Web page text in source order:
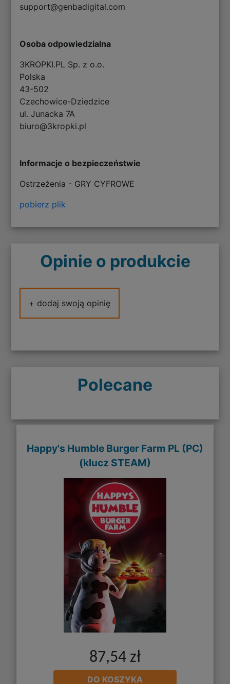
support@genbadigital.com
Osoba odpowiedzialna
3KROPKI.PL Sp. z o.o.
Polska
43-502
Czechowice-Dziedzice
ul. Junacka 7A
biuro@3kropki.pl
Informacje o bezpieczeństwie
Ostrzeżenia - GRY CYFROWE
pobierz plik
Opinie o produkcie
+ dodaj swoją opinię
Polecane
Happy's Humble Burger Farm PL (PC)
(klucz STEAM)
87,54 zł
DO KOSZYKA